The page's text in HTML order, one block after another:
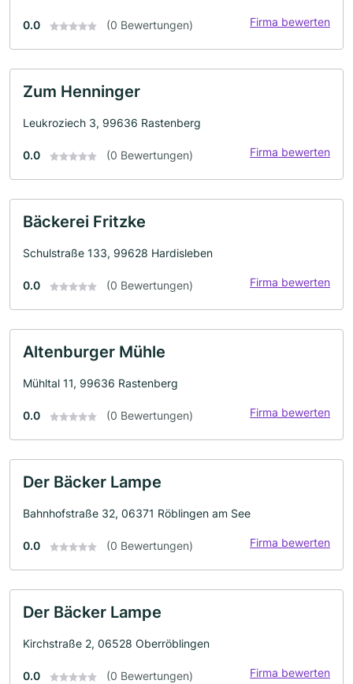
0.0 (0 Bewertungen) Firma bewerten
Zum Henninger
Leukroziech 3, 99636 Rastenberg
0.0 (0 Bewertungen) Firma bewerten
Bäckerei Fritzke
Schulstraße 133, 99628 Hardisleben
0.0 (0 Bewertungen) Firma bewerten
Altenburger Mühle
Mühltal 11, 99636 Rastenberg
0.0 (0 Bewertungen) Firma bewerten
Der Bäcker Lampe
Bahnhofstraße 32, 06371 Röblingen am See
0.0 (0 Bewertungen) Firma bewerten
Der Bäcker Lampe
Kirchstraße 2, 06528 Oberröblingen
0.0 (0 Bewertungen) Firma bewerten